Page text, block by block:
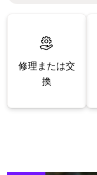
修理または交
換